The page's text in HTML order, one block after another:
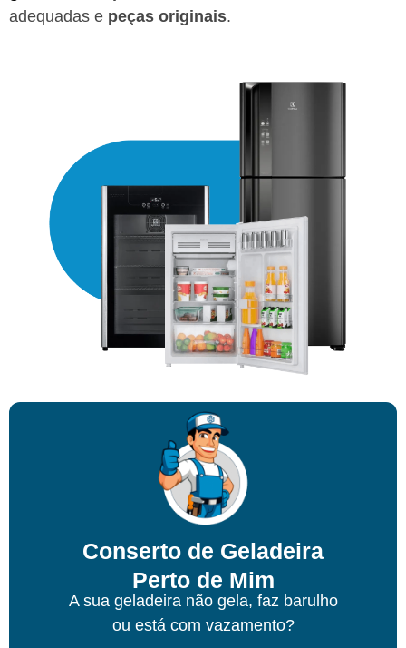
adequadas e peças originais.
Conserto de Geladeira
Perto de Mim
A sua geladeira não gela, faz barulho
ou está com vazamento?